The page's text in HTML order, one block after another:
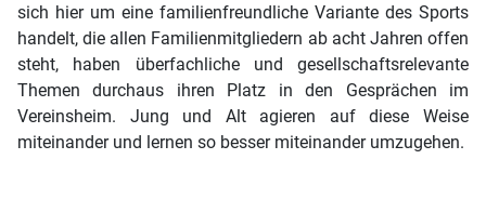
sich hier um eine familienfreundliche Variante des Sports
handelt, die allen Familienmitgliedern ab acht Jahren offen
steht, haben überfachliche und gesellschaftsrelevante
Themen durchaus ihren Platz in den Gesprächen im
Vereinsheim. Jung und Alt agieren auf diese Weise
miteinander und lernen so besser miteinander umzugehen.